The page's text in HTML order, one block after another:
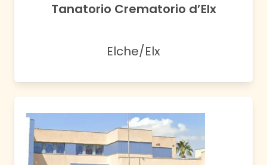
Tanatorio Crematorio d’Elx
Elche/Elx